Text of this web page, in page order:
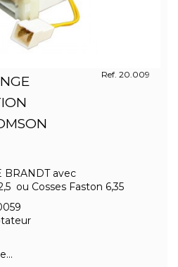
Ref. 20.009
BRANDT avec
ou Cosses Faston 6,35